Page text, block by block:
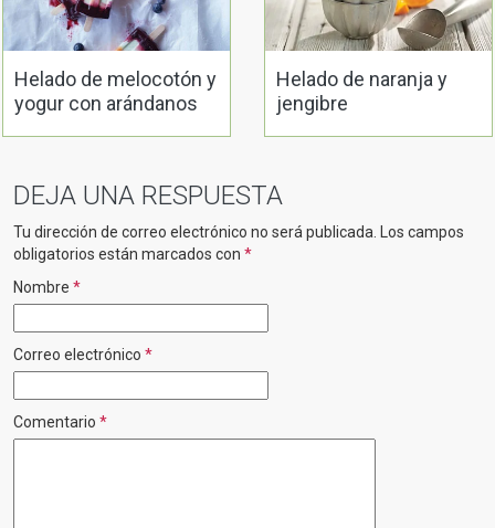
Helado de melocotón y
yogur con arándanos
Helado de naranja y
jengibre
DEJA UNA RESPUESTA
Tu dirección de correo electrónico no será publicada.
Los campos
obligatorios están marcados con *
Nombre *
Correo electrónico *
Comentario *